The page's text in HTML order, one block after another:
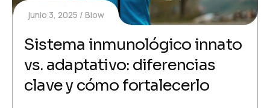
junio 3, 2025 Biow
Sistema inmunológico innato
vs. adaptativo: diferencias
clave y cómo fortalecerlo